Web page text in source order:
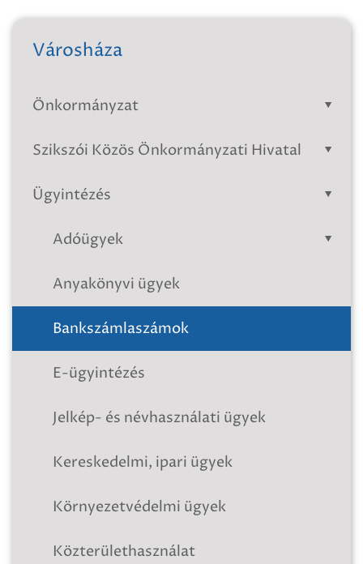
Városháza
Önkormányzat
Szikszói Közös Önkormányzati Hivatal
Ügyintézés
Adóügyek
Anyakönyvi ügyek
Bankszámlaszámok
E-ügyintézés
Jelkép- és névhasználati ügyek
Kereskedelmi, ipari ügyek
Környezetvédelmi ügyek
Közterülethasználat